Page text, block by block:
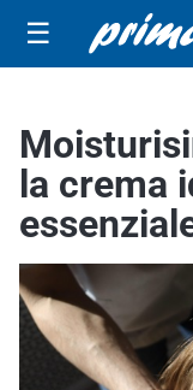
☰
la crema